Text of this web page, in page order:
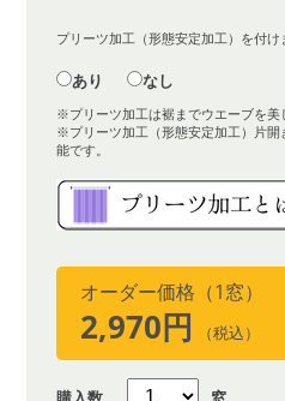
プリーツ加工（形態安定加工）を付
あり なし
※プリーツ加工は裾までウエーブを美
※プリーツ加工（形態安定加工）片
能です。
オーダー価格（1窓）
2,970円 （税込）